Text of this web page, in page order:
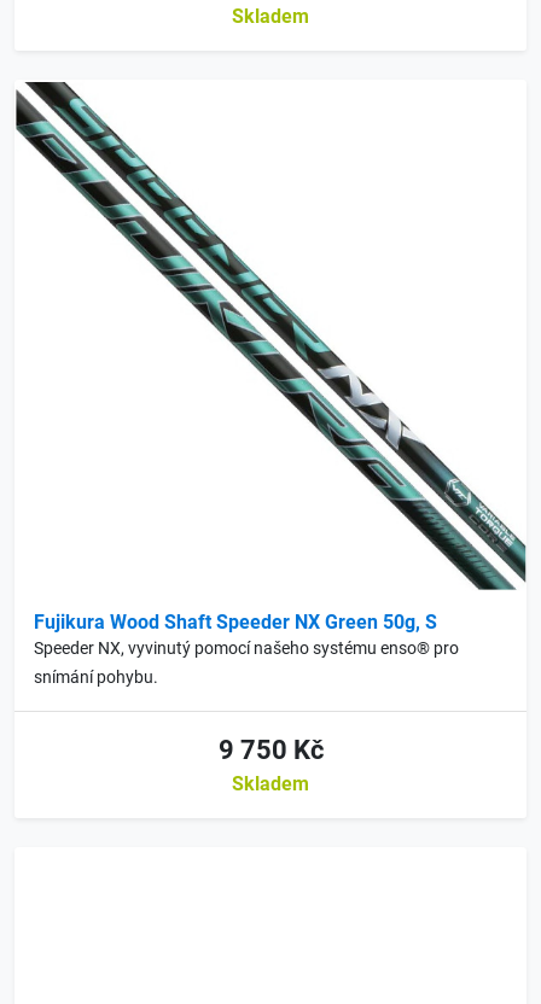
Skladem
Fujikura Wood Shaft Speeder NX Green 50g, S
Speeder NX, vyvinutý pomocí našeho systému enso® pro
snímání pohybu.
9 750 Kč
Skladem